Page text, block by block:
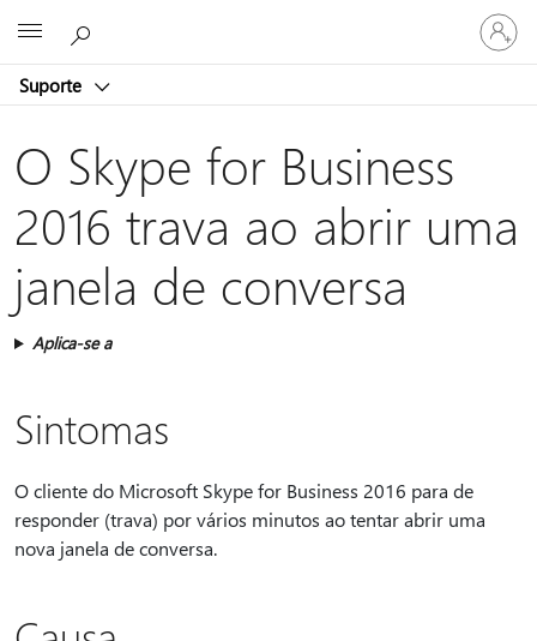
Suporte
Entre
em
sua
O Skype for Business
2016 trava ao abrir uma
janela de conversa
Aplica-se a
Sintomas
O cliente do Microsoft Skype for Business 2016 para de
responder (trava) por vários minutos ao tentar abrir uma
nova janela de conversa.